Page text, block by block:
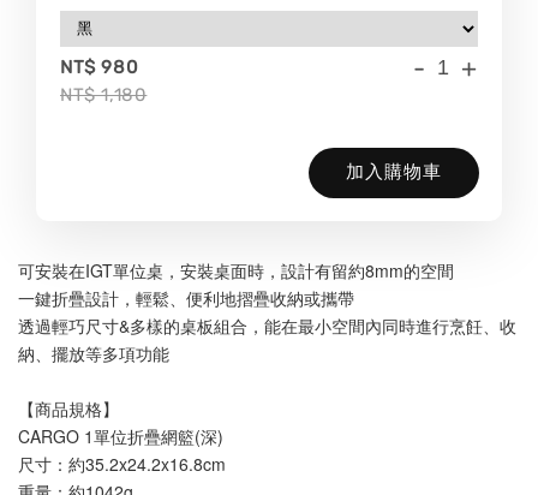
NT$ 980
NT$ 1,180
- +
加入購物車
可安裝在IGT單位桌，安裝桌面時，設計有留約8mm的空間
一鍵折疊設計，輕鬆、便利地摺疊收納或攜帶
透過輕巧尺寸&多樣的桌板組合，能在最小空間內同時進行烹飪、收
納、擺放等多項功能
【商品規格】
CARGO 1單位折疊網籃(深)
尺寸：約35.2x24.2x16.8cm